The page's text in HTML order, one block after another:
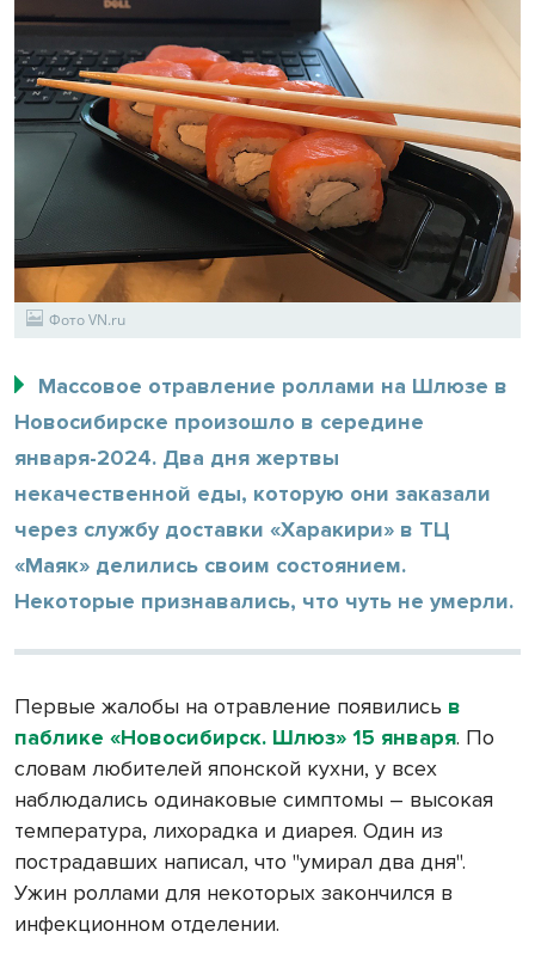
Фото VN.ru
Массовое отравление роллами на Шлюзе в
Новосибирске произошло в середине
января-2024. Два дня жертвы
некачественной еды, которую они заказали
через службу доставки «Харакири» в ТЦ
«Маяк» делились своим состоянием.
Некоторые признавались, что чуть не умерли.
Первые жалобы на отравление появились в
паблике «Новосибирск. Шлюз» 15 января. По
словам любителей японской кухни, у всех
наблюдались одинаковые симптомы – высокая
температура, лихорадка и диарея. Один из
пострадавших написал, что "умирал два дня".
Ужин роллами для некоторых закончился в
инфекционном отделении.